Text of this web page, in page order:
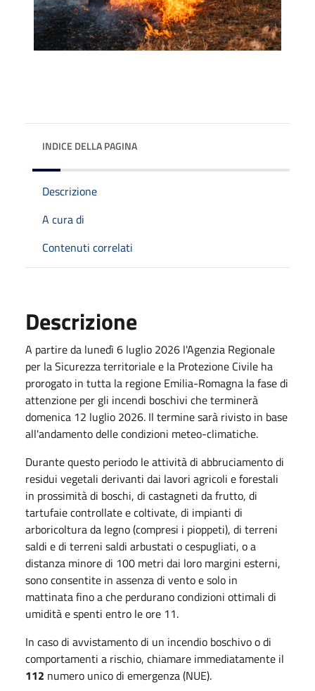
INDICE DELLA PAGINA
Descrizione
A cura di
Contenuti correlati
Descrizione
A partire da lunedì 6 luglio 2026 l'Agenzia Regionale
per la Sicurezza territoriale e la Protezione Civile ha
prorogato in tutta la regione Emilia-Romagna la fase di
attenzione per gli incendi boschivi che terminerà
domenica 12 luglio 2026. Il termine sarà rivisto in base
all'andamento delle condizioni meteo-climatiche.
Durante questo periodo leattività di abbruciamento di
residui vegetali derivanti dai lavori agricoli e forestali
in prossimità di boschi, di castagneti da frutto, di
tartufaie controllate e coltivate, di impianti di
arboricoltura da legno (compresi i pioppeti), di terreni
saldi e di terreni saldi arbustati o cespugliati, o a
distanza minore di 100 metri dai loro margini esterni,
sonoconsentite in assenza di vento e solo in
mattinatafino a che perdurano condizioni ottimali di
umidità e spenti entro le ore 11.
In caso di avvistamento di un incendio boschivo o di
comportamenti a rischio, chiamare immediatamente il
112 numero unico di emergenza (NUE).